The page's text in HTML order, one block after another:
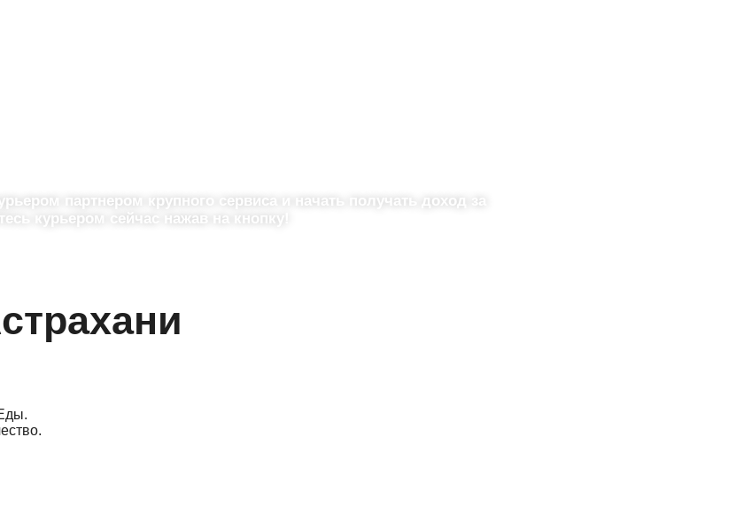
партнером крупного сервиса и начать получать доход за
курьером сейчас нажав на кнопку!